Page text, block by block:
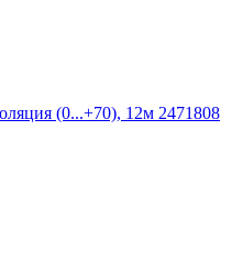
(0...+70), 12м 2471808